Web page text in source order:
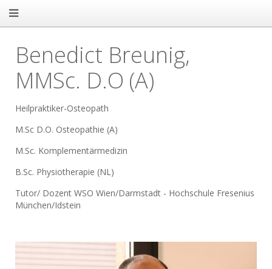
Benedict Breunig,
MMSc. D.O (A)
Heilpraktiker-Osteopath
M.Sc D.O. Osteopathie (A)
M.Sc. Komplementärmedizin
B.Sc. Physiotherapie (NL)
Tutor/ Dozent WSO Wien/Darmstadt - Hochschule Fresenius
München/Idstein